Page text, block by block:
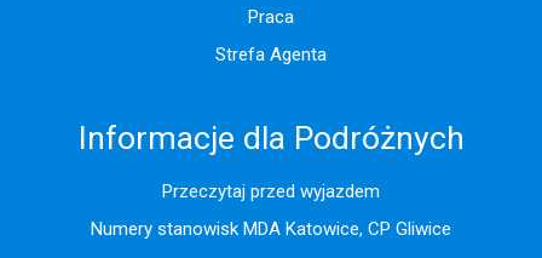
Praca
Strefa Agenta
Informacje dla Podróżnych
Przeczytaj przed wyjazdem
Numery stanowisk MDA Katowice, CP Gliwice